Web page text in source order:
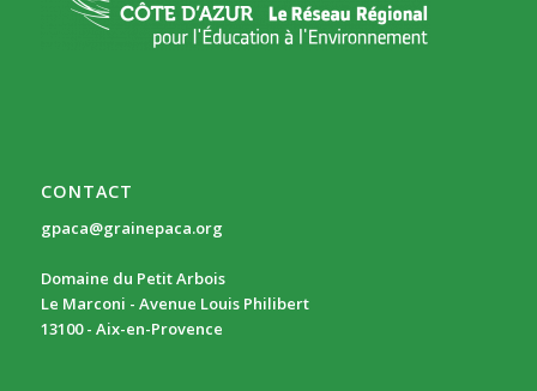
CONTACT
gpaca@grainepaca.org
Domaine du Petit Arbois
Le Marconi - Avenue Louis Philibert
13100 - Aix-en-Provence